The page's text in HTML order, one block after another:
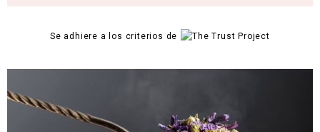
Se adhiere a los criterios de